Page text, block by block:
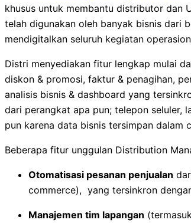
khusus untuk membantu distributor dan
telah digunakan oleh banyak bisnis dari
mendigitalkan seluruh kegiatan
Distri menyediakan fitur lengkap mulai
diskon & promosi, faktur & penagihan,
analisis bisnis & dashboard yang
dari perangkat apa pun; telepon seluler,
pun karena data bisnis tersimpan dalam
Beberapa fitur unggulan Distribution
Otomatisasi pesanan penjualan
commerce), yang tersinkron
Manajemen tim lapangan